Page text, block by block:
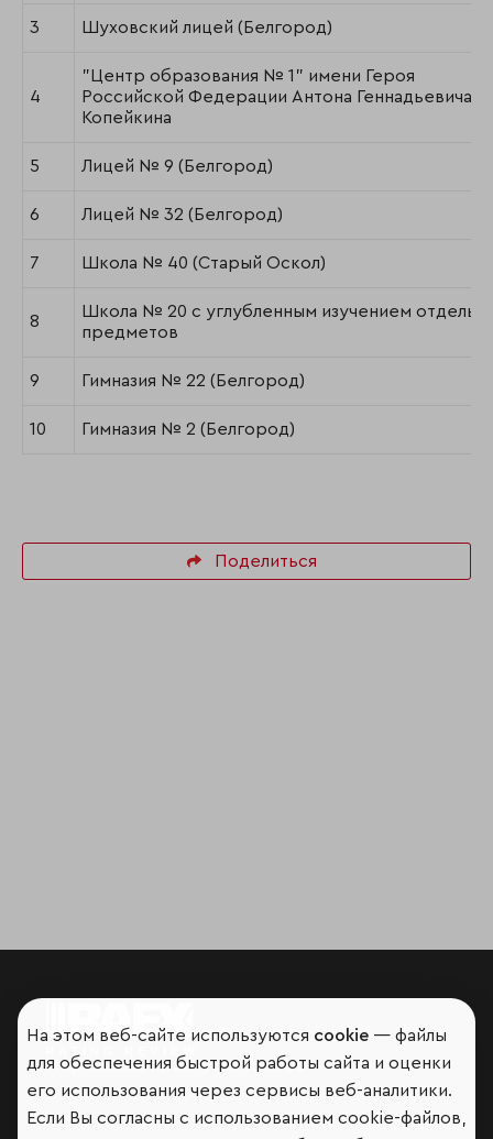
3 Шуховский лицей (Белгород)
4
"Центр образования № 1" имени Героя
Российской Федерации Антона Геннадьевича
Копейкина
5 Лицей № 9 (Белгород)
6 Лицей № 32 (Белгород)
7 Школа № 40 (Старый Оскол)
8
Школа № 20 с углубленным изучением
предметов
9 Гимназия № 22 (Белгород)
10 Гимназия № 2 (Белгород)
Поделиться
Мир сквозь призму рейтингов
На этом веб-сайте используются cookie — файлы
для обеспечения быстрой работы сайта и оценки
его использования через сервисы веб-аналитики.
Если Вы согласны с использованием cookie-файлов,